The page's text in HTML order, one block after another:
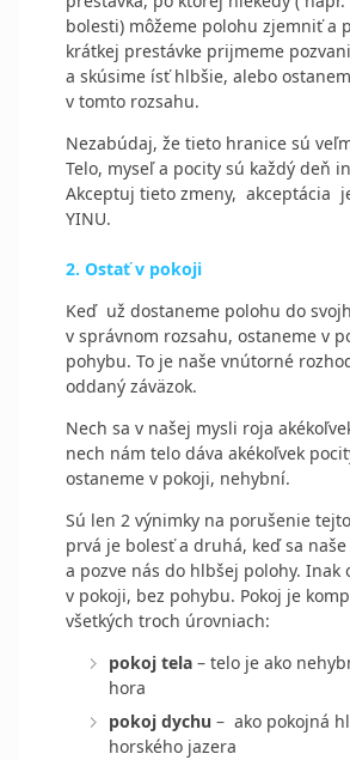
bolesti) môžeme polohu zjemniť a
krátkej prestávke prijmeme
a skúsime ísť hlbšie, alebo
v tomto rozsahu.
Nezabúdaj, že tieto hranice sú
Telo, myseľ a pocity sú každý deň
Akceptuj tieto zmeny, akceptácia
YINU.
2. Ostať v pokoji
Keď už dostaneme polohu do
v správnom rozsahu, ostaneme v
pohybu. To je naše vnútorné
oddaný záväzok.
Nech sa v našej mysli roja
nech nám telo dáva akékoľvek
ostaneme v pokoji, nehybní.
Sú len 2 výnimky na porušenie
prvá je bolesť a druhá, keď sa
a pozve nás do hlbšej polohy. Inak
v pokoji, bez pohybu. Pokoj je
všetkých troch úrovniach:
pokoj tela – telo je ako
hora
pokoj dychu – ako pokojná
horského jazera